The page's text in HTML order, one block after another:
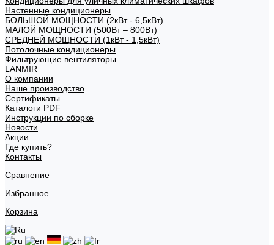
Настенные кондиционеры
БОЛЬШОЙ МОЩНОСТИ (2кВт - 6,5кВт)
МАЛОЙ МОЩНОСТИ (500Вт – 800Вт)
СРЕДНЕЙ МОЩНОСТИ (1кВт - 1,5кВт)
Потолочные кондиционеры
Фильтрующие вентиляторы
LANMIR
О компании
Наше производство
Сертификаты
Каталоги PDF
Инструкции по сборке
Новости
Акции
Где купить?
Контакты
Сравнение
Избранное
Корзина